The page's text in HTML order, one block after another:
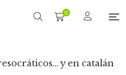
0
y en catalán